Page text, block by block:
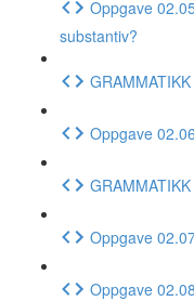
Oppgave
substantiv?
Oppgave
Oppgave
Oppgave